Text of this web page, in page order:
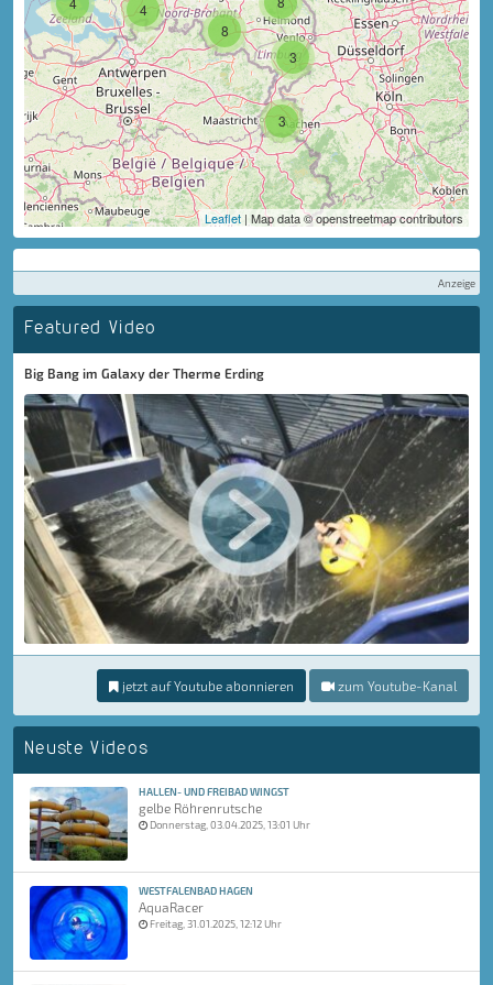
3
3
4
8
Leaflet | Map data © openstreetmap contributors
Anzeige
Featured Video
Big Bang im Galaxy der Therme Erding
jetzt auf Youtube abonnieren zum Youtube-Kanal
Neuste Videos
HALLEN- UND FREIBAD WINGST
gelbe Röhrenrutsche
Donnerstag, 03.04.2025, 13:01 Uhr
WESTFALENBAD HAGEN
AquaRacer
Freitag, 31.01.2025, 12:12 Uhr